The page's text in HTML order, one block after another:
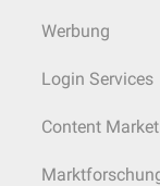
Werbung
Login Services
Content